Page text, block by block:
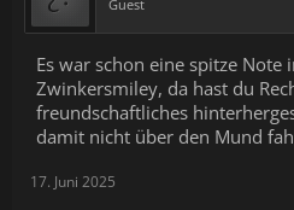
Guest
Es war schon eine spitze Note
Zwinkersmiley, da hast du
freundschaftliches
damit nicht über den Mund
17. Juni 2025